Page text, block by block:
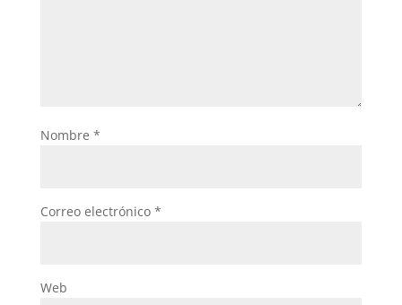
Nombre *
Correo electrónico *
Web